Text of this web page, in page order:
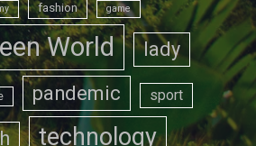
fashion game
World lady
pandemic sport
technology